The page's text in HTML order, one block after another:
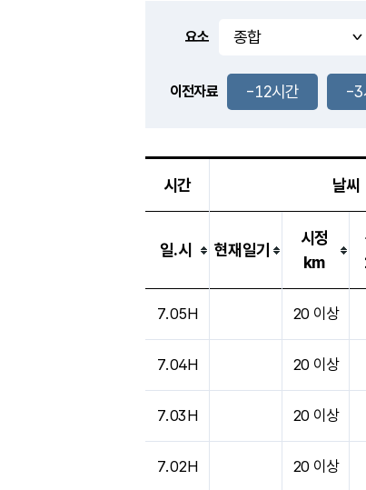
-
요소
이전자료 -12시간 -3
시간 날씨
일.시 현재일기
시정
km
7.05H 20 이상
7.04H 20 이상
7.03H 20 이상
7.02H 20 이상